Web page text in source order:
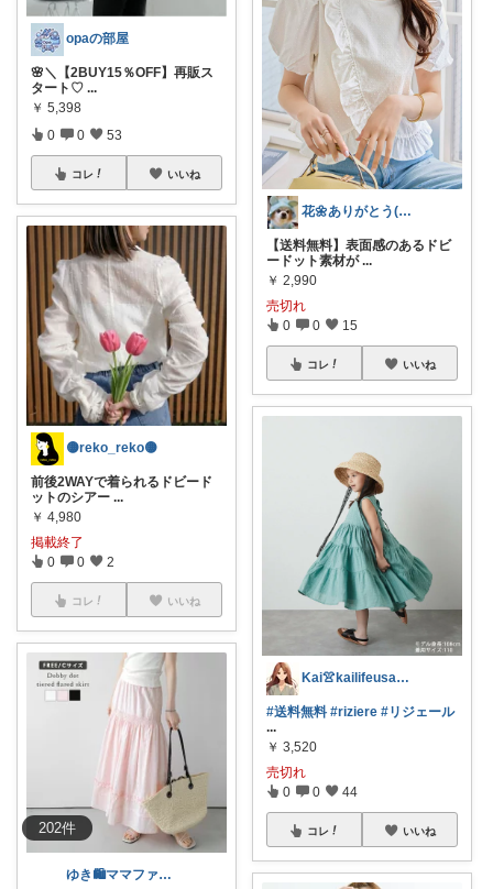
202件
opaの部屋
🌸＼【2BUY15％OFF】再販ス
タート♡ ...
￥ 5,398
0 0 53
コレ いいね
🟡reko_reko🟡
前後2WAYで着られるドビード
ットのシアー ...
￥ 4,980
掲載終了
0 0 2
コレ いいね
ゆき🛍️ママファッション♡
花🌼ありがとう(*･ω･)*_ _)ﾍ
【送料無料】表面感のあるドビ
ードット素材が ...
￥ 2,990
売切れ
0 0 15
コレ いいね
Kai👚kailifeusa.com
#送料無料 #riziere #リジェール
...
￥ 3,520
売切れ
0 0 44
コレ いいね